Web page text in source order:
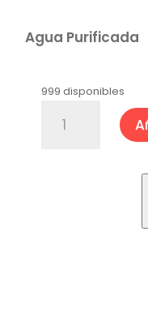
Agua Purificada
999 disponibles
Ciel®